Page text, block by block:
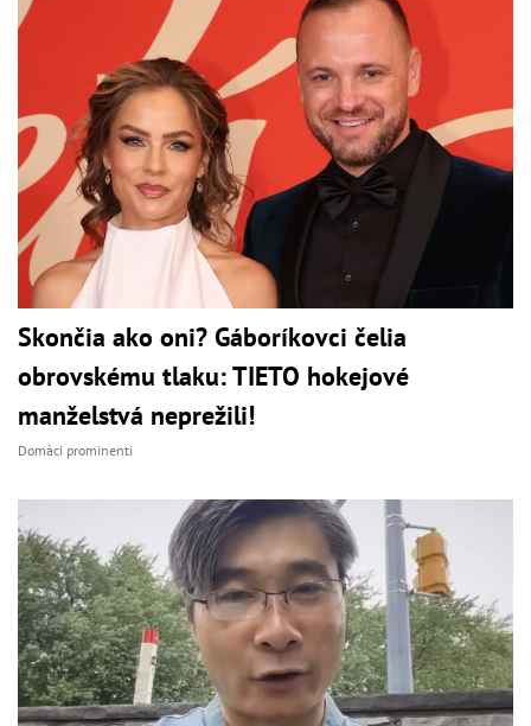
Skončia ako oni? Gáboríkovci čelia
obrovskému tlaku: TIETO hokejové
manželstvá neprežili!
Domáci prominenti